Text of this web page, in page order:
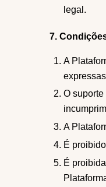
legal.
7.
A
O
A
É
É